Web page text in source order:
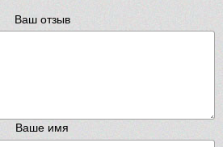
Ваш отзыв
Ваше имя